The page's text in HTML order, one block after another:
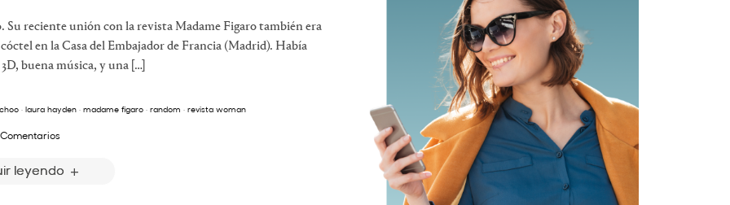
reciente unión con la revista Madame Figaro también era
en la Casa del Embajador de Francia (Madrid). Había
buena música, y una […]
· laura hayden · madame figaro · random · revista woman
leyendo